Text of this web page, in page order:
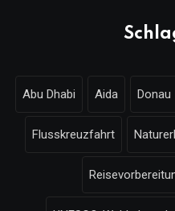
Abu Dhabi Aida Donau
Flusskreuzfahrt